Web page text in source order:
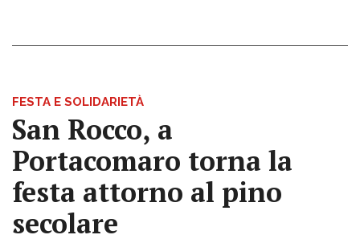
FESTA E SOLIDARIETÀ
San Rocco, a
Portacomaro torna la
festa attorno al pino
secolare